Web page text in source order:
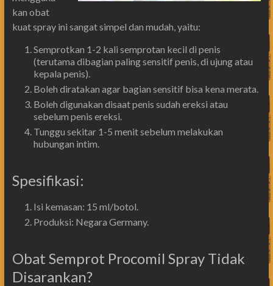
kan obat
kuat spray ini sangat simpel dan mudah, yaitu:
Semprotkan 1-2 kali semprotan kecil di penis
(terutama dibagian paling sensitif penis, di ujung atau
kepala penis).
Boleh diratakan agar bagian sensitif bisa kena merata.
Boleh digunakan disaat penis sudah ereksi atau
sebelum penis ereksi.
Tunggu sekitar 1-5 menit sebelum melakukan
hubungan intim.
Spesifikasi:
Isi kemasan: 15 ml/botol.
Produksi: Negara Germany.
Obat Semprot Procomil Spray Tidak
Disarankan?